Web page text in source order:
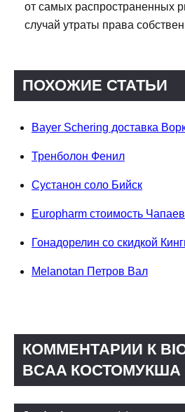
от самых распространенных
случай утраты права
ПОХОЖИЕ СТАТЬИ
Bayer Schering доставка
Тренболон Фенил
Сустанон соло Бийск
Europharm стоимость
Гонадорелин со скидкой
Melanotan Петров Вал
КОММЕНТАРИИ К BIO
BCAA КОСТОМУКША